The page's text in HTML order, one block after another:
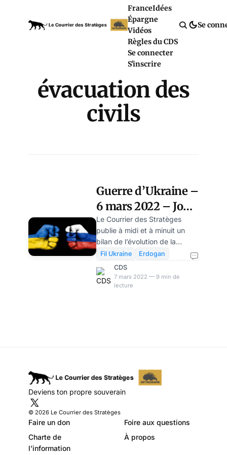
FranceIdées
Épargne
Vidéos
Règles du CDS
Se connecter
S'inscrire
Se
évacuation des
civils
Guerre d’Ukraine –
6 mars 2022 – Jour
11 – point de fin de
journée
Le Courrier des Stratèges
publie à midi et à minuit un
bilan de l’évolution de la
Guerre d’Ukraine. Avec une
double perspective, croisée: la
guerre sur le terrain; et le
conflit stratégique global que
L'instinct de survie et
l'intelligence l'emporteront-ils
sur le potentiel d'auto-
destruction de l'humanité
Fil Ukraine
Erdogan
CDS
7 mars 2022 — 9 min de
lecture
Deviens ton propre souverain
© 2026 Le Courrier des Stratèges
Faire un don
Foire aux questions
Charte de
l’information
À propos